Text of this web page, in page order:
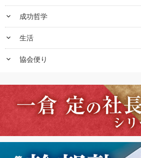
keyboard_arrow_down 成功哲学
keyboard_arrow_down 生活
keyboard_arrow_down 協会便り